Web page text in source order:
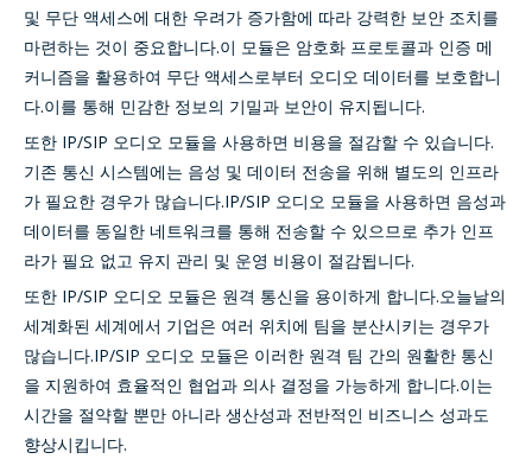
및 무단 액세스에 대한 우려가 증가함에 따라 강력한 보안 조치를
마련하는 것이 중요합니다.이 모듈은 암호화 프로토콜과 인증 메
커니즘을 활용하여 무단 액세스로부터 오디오 데이터를 보호합니
다.이를 통해 민감한 정보의 기밀과 보안이 유지됩니다.
또한 IP/SIP 오디오 모듈을 사용하면 비용을 절감할 수 있습니다.
기존 통신 시스템에는 음성 및 데이터 전송을 위해 별도의 인프라
가 필요한 경우가 많습니다.IP/SIP 오디오 모듈을 사용하면 음성과
데이터를 동일한 네트워크를 통해 전송할 수 있으므로 추가 인프
라가 필요 없고 유지 관리 및 운영 비용이 절감됩니다.
또한 IP/SIP 오디오 모듈은 원격 통신을 용이하게 합니다.오늘날의
세계화된 세계에서 기업은 여러 위치에 팀을 분산시키는 경우가
많습니다.IP/SIP 오디오 모듈은 이러한 원격 팀 간의 원활한 통신
을 지원하여 효율적인 협업과 의사 결정을 가능하게 합니다.이는
시간을 절약할 뿐만 아니라 생산성과 전반적인 비즈니스 성과도
향상시킵니다.